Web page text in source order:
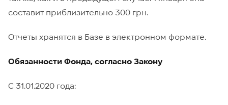
составит приблизительно 300 грн.
Отчеты хранятся в Базе в электронном формате.
Обязанности Фонда, согласно Закону
С 31.01.2020 года: